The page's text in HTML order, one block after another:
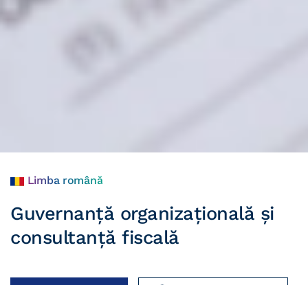
Limba română
Guvernanță organizațională şi
consultanţă fiscală